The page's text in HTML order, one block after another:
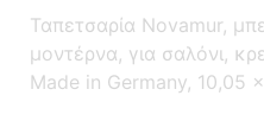
Ταπετσαρία Novamur,
μοντέρνα, για σαλόνι,
Made in Germany, 10,05